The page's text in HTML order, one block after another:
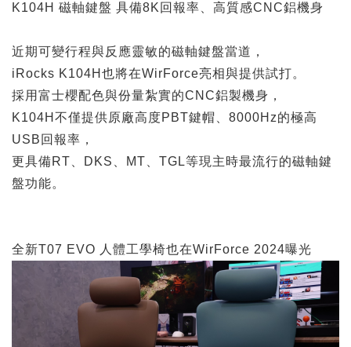
K104H 磁軸鍵盤 具備8K回報率、高質感CNC鋁機身
近期可變行程與反應靈敏的磁軸鍵盤當道，
iRocks K104H也將在WirForce亮相與提供試打。
採用富士櫻配色與份量紮實的CNC鋁製機身，
K104H不僅提供原廠高度PBT鍵帽、8000Hz的極高
USB回報率，
更具備RT、DKS、MT、TGL等現主時最流行的磁軸鍵
盤功能。
全新T07 EVO 人體工學椅也在WirForce 2024曝光